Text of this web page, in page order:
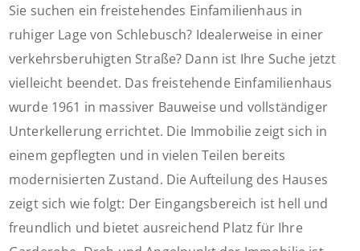
Sie suchen ein freistehendes Einfamilienhaus in
ruhiger Lage von Schlebusch? Idealerweise in einer
verkehrsberuhigten Straße? Dann ist Ihre Suche jetzt
vielleicht beendet. Das freistehende Einfamilienhaus
wurde 1961 in massiver Bauweise und vollständiger
Unterkellerung errichtet. Die Immobilie zeigt sich in
einem gepflegten und in vielen Teilen bereits
modernisierten Zustand. Die Aufteilung des Hauses
zeigt sich wie folgt: Der Eingangsbereich ist hell und
freundlich und bietet ausreichend Platz für Ihre